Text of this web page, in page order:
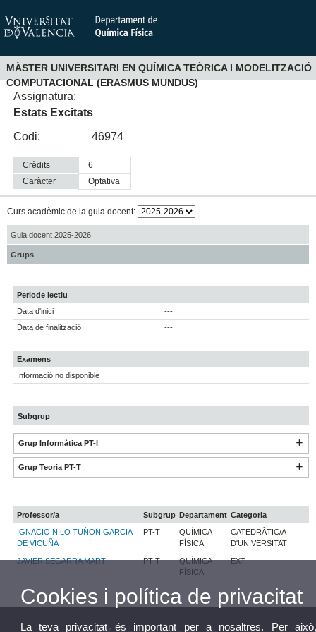
MÀSTER UNIVERSITARI EN QUÍMICA TEÒRICA I MODELITZACIÓ
COMPUTACIONAL (ERASMUS MUNDUS)
Assignatura:
Estats Excitats
Codi:
46974
Crèdits
6
Caràcter
optativa
Curs acadèmic de la guia docent:
Guia docent 2025-2026
Grups
Periode lectiu
Data d'inici
---
Data de finalització
---
Examens
Informació no disponible
Subgrup
Grup Informàtica PT-I
Grup Teoria PT-T
Professor/a Subgrup Departament Categoria
IGNACIO NILO TUÑON GARCIA
DE VICUÑA
PT-T
QUÍMICA
FÍSICA
CATEDRÀTIC/A
D'UNIVERSITAT
JAVIER SEGARRA MARTI PT-T
QUÍMICA
FÍSICA
EXT
Cookies i política de privacitat
La teva privacitat és important per a nosaltres. Per